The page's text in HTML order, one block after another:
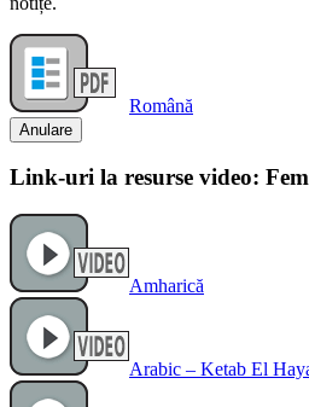
Română
Anulare
Link-uri la resurse video:
Amharică
Arabic – Ketab El